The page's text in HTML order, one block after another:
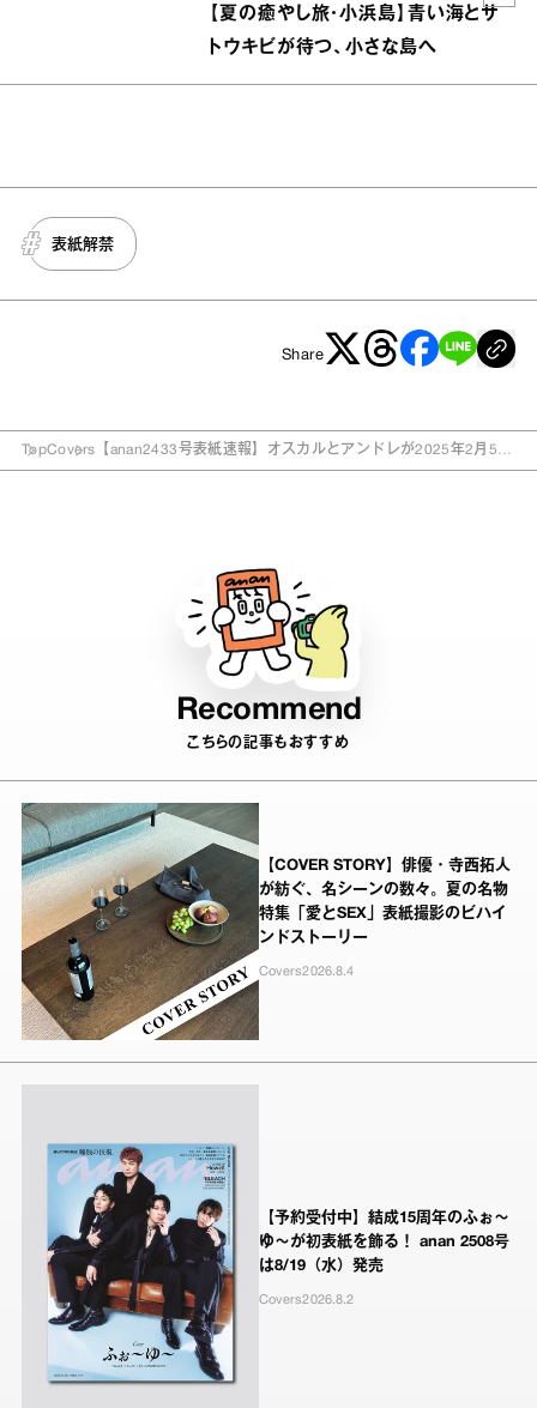
【夏の癒やし旅・小浜島】青い海とサ
トウキビが待つ、小さな島へ
表紙解禁
Share
TopCovers 【anan2433号表紙速報】オスカルとアンドレが2025年2月5日
Recommend
こちらの記事もおすすめ
【COVER STORY】俳優・寺西拓人
が紡ぐ、名シーンの数々。夏の名物
特集「愛とSEX」表紙撮影のビハイ
ンドストーリー
Covers2026.8.4
【予約受付中】結成15周年のふぉ～
ゆ～が初表紙を飾る！ anan 2508号
は8/19（水）発売
Covers2026.8.2